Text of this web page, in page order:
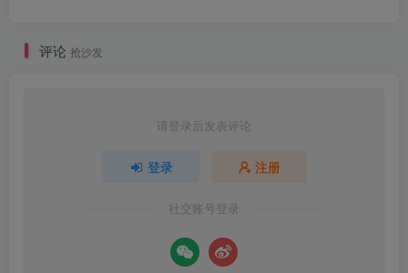
评论 抢沙发
请登录后发表评论
登录 注册
社交账号登录